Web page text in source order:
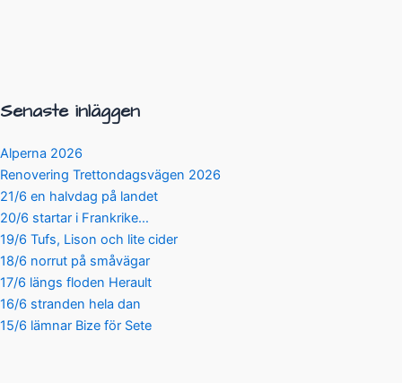
Senaste inläggen
Alperna 2026
Renovering Trettondagsvägen 2026
21/6 en halvdag på landet
20/6 startar i Frankrike…
19/6 Tufs, Lison och lite cider
18/6 norrut på småvägar
17/6 längs floden Herault
16/6 stranden hela dan
15/6 lämnar Bize för Sete